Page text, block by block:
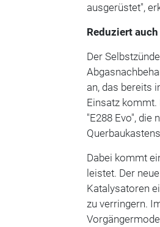
ausgerüstet",
Reduziert
Der
an, das bereits
Einsatz
"E288 Evo", die
Dabei kommt
leistet. Der
Katalysatoren
zu verringern.